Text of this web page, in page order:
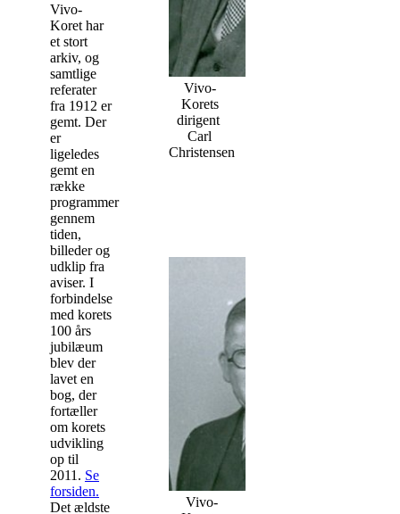
Vivo-
Koret har
et stort
arkiv, og
samtlige
referater
fra 1912 er
gemt. Der
er
ligeledes
gemt en
række
programmer
gennem
tiden,
billeder og
udklip fra
aviser. I
forbindelse
med korets
100 års
jubilæum
blev der
lavet en
bog, der
fortæller
om korets
udvikling
op til
2011. Se
forsiden.
Det ældste
Vivo-
Korets
dirigent
Carl
Christensen
Vivo-